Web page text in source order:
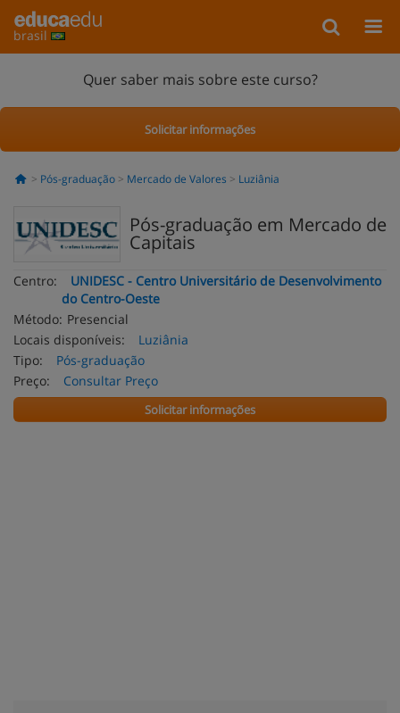
brasil
Quer saber mais sobre este curso?
Solicitar informações
Pós-graduação Mercado de Valores Luziânia
Pós-graduação em Mercado de
Capitais
Centro:
UNIDESC - Centro Universitário de Desenvolvimento
do Centro-Oeste
Método: Presencial
Locais disponíveis:
Luziânia
Tipo:
Pós-graduação
Preço:
Consultar Preço
Solicitar informações